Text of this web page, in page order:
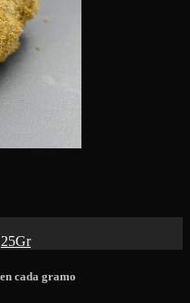
25Gr
cada gramo